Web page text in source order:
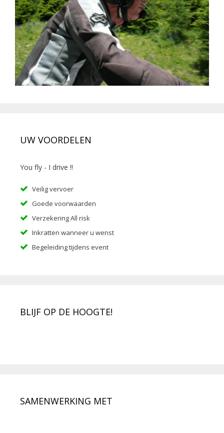
UW VOORDELEN
You fly - I drive !!
Veilig vervoer
Goede voorwaarden
Verzekering All risk
Inkratten wanneer u wenst
Begeleiding tijdens event
BLIJF OP DE HOOGTE!
SAMENWERKING MET